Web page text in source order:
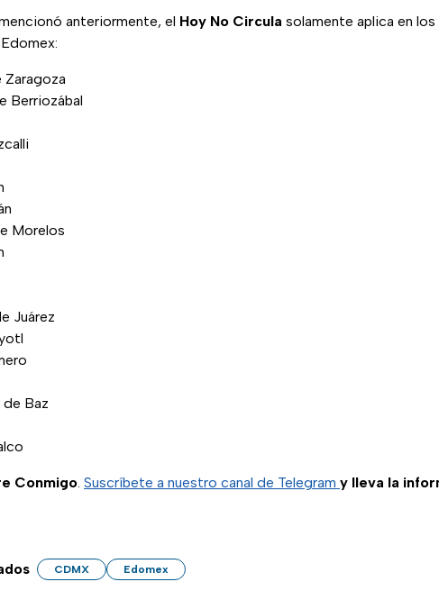
anteriormente, el Hoy No Circula solamente aplica en
Zaragoza
Berriozábal
Morelos
Juárez
de Baz
Conmigo. Suscríbete a nuestro canal de Telegram y lleva la
CDMX Edomex